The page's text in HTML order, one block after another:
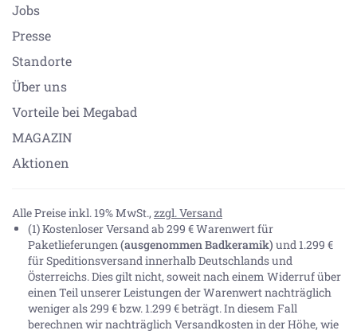
Jobs
Presse
Standorte
Über uns
Vorteile bei Megabad
MAGAZIN
Aktionen
Alle Preise inkl. 19% MwSt., zzgl. Versand
(1) Kostenloser Versand ab 299 € Warenwert für
Paketlieferungen(ausgenommen Badkeramik) und 1.299 €
für Speditionsversand innerhalb Deutschlands und
Österreichs. Dies gilt nicht, soweit nach einem Widerruf über
einen Teil unserer Leistungen der Warenwert nachträglich
weniger als 299 € bzw. 1.299 € beträgt. In diesem Fall
berechnen wir nachträglich Versandkosten in der Höhe, wie